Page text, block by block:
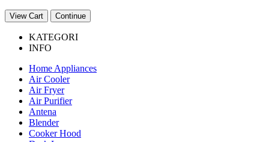
View Cart Continue
KATEGORI
INFO
Home Appliances
Air Cooler
Air Fryer
Air Purifier
Antena
Blender
Cooker Hood